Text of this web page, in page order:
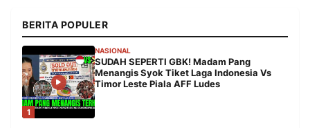
BERITA POPULER
1
NASIONAL
SUDAH SEPERTI GBK! Madam Pang
Menangis Syok Tiket Laga Indonesia Vs
Timor Leste Piala AFF Ludes